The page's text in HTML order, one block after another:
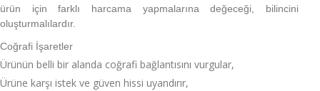
ürün için farklı harcama yapmalarına değeceği, bilincini
oluşturmalılardır.
Coğrafi İşaretler
Ürünün belli bir alanda coğrafi bağlantısını vurgular,
Ürüne karşı istek ve güven hissi uyandırır,